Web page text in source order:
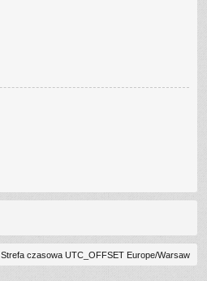
Strefa czasowa UTC_OFFSET Europe/Warsaw